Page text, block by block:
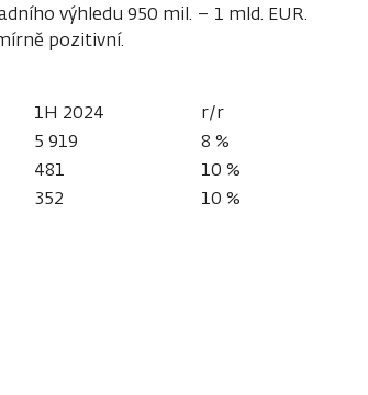
výhledu 950 mil. – 1 mld. EUR.
pozitivní.
1H 2024
r/r
5 919
8 %
481
10 %
352
10 %